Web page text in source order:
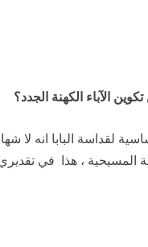
الآباء الكهنة الجدد؟
لقداسة البابا انه
المسيحية ، هذا في